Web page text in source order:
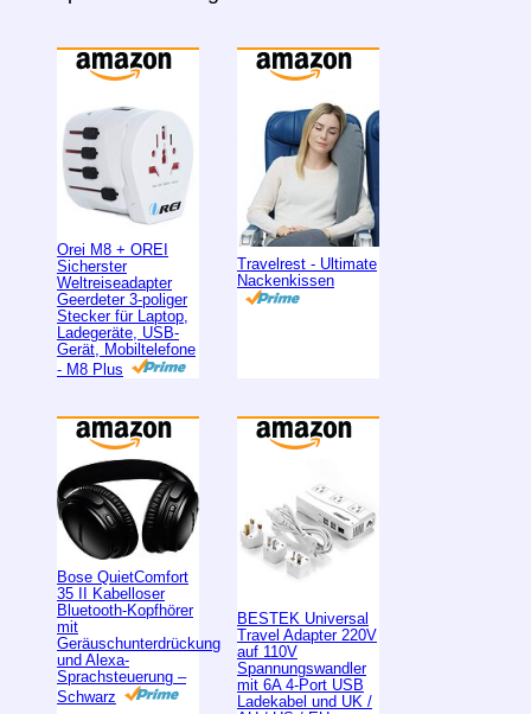
Orei M8 + OREI
Sicherster
Weltreiseadapter
Geerdeter 3-poliger
Stecker für Laptop,
Ladegeräte, USB-
Gerät, Mobiltelefone
- M8 Plus
Travelrest - Ultimate
Nackenkissen
Bose QuietComfort
35 II Kabelloser
Bluetooth-Kopfhörer
mit
Geräuschunterdrückung
und Alexa-
Sprachsteuerung –
Schwarz
BESTEK Universal
Travel Adapter 220V
auf 110V
Spannungswandler
mit 6A 4-Port USB
Ladekabel und UK /